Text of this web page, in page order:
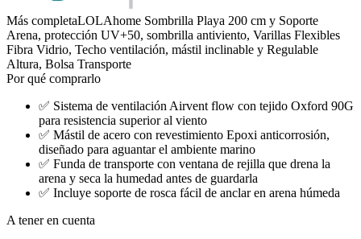
Más completaLOLAhome Sombrilla Playa 200 cm y Soporte
Arena, protección UV+50, sombrilla antiviento, Varillas Flexibles
Fibra Vidrio, Techo ventilación, mástil inclinable y Regulable
Altura, Bolsa Transporte
Por qué comprarlo
✅ Sistema de ventilación Airvent flow con tejido Oxford 90G
para resistencia superior al viento
✅ Mástil de acero con revestimiento Epoxi anticorrosión,
diseñado para aguantar el ambiente marino
✅ Funda de transporte con ventana de rejilla que drena la
arena y seca la humedad antes de guardarla
✅ Incluye soporte de rosca fácil de anclar en arena húmeda
A tener en cuenta